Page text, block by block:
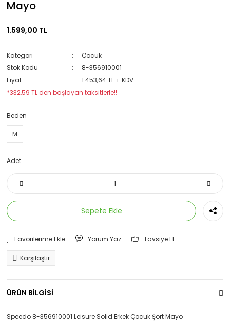
Mayo
1.599,00 TL
Kategori
Çocuk
Stok Kodu
8-356910001
Fiyat
1.453,64 TL + KDV
*332,59 TL den başlayan taksitlerle!!
Beden
M
Adet
Sepete Ekle
Yorum Yaz Tavsiye Et
Karşılaştır
ÜRÜN BİLGİSİ
Speedo 8-356910001 Leisure Solid Erkek Çocuk Şort Mayo